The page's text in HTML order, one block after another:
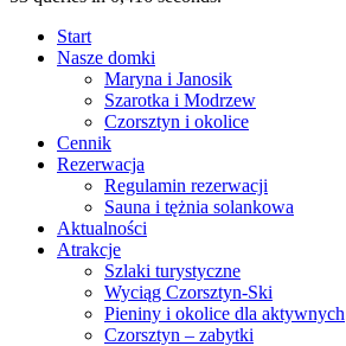
Start
Nasze domki
Maryna i Janosik
Szarotka i Modrzew
Czorsztyn i okolice
Cennik
Rezerwacja
Regulamin rezerwacji
Sauna i tężnia solankowa
Aktualności
Atrakcje
Szlaki turystyczne
Wyciąg Czorsztyn-Ski
Pieniny i okolice dla aktywnych
Czorsztyn – zabytki